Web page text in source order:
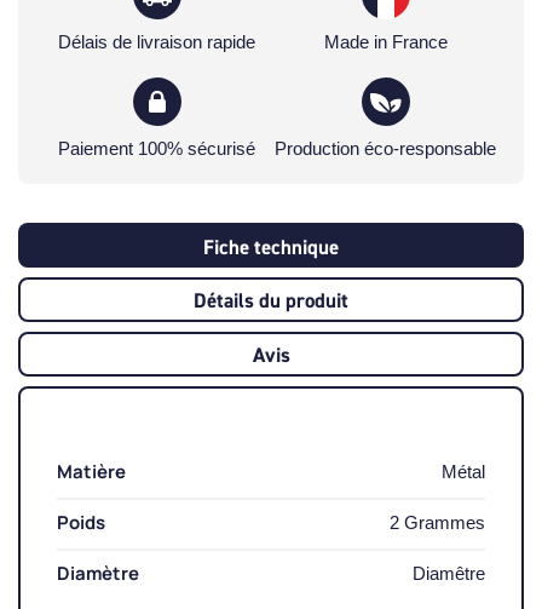
Délais de livraison rapide Made in France
Paiement 100% sécurisé Production éco-responsable
Fiche technique
Détails du produit
Avis
Matière Métal
Poids 2 Grammes
Diamètre Diamêtre